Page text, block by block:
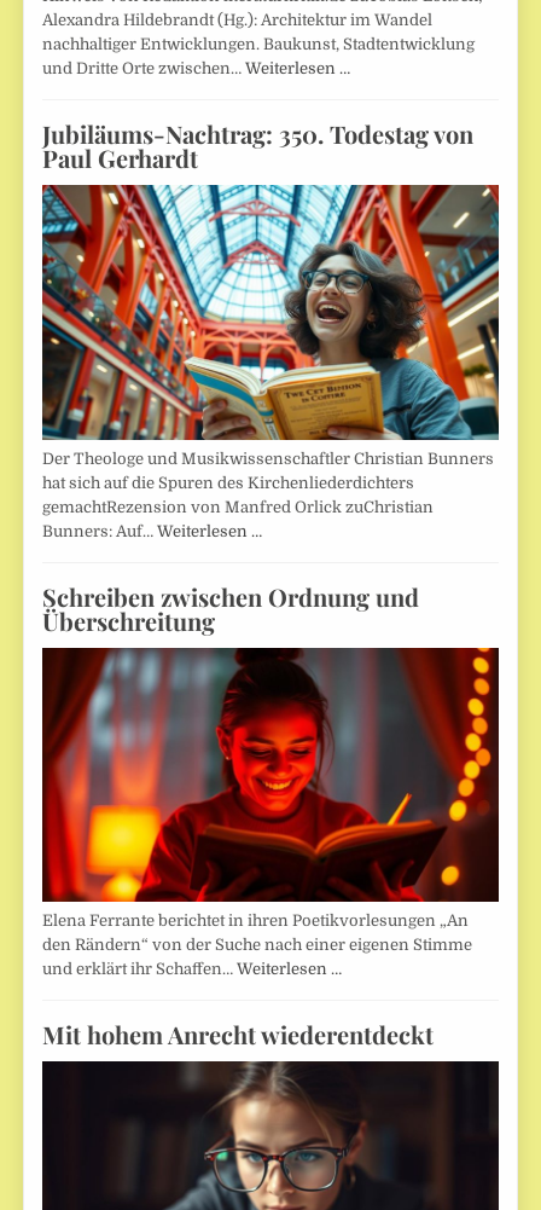
Alexandra Hildebrandt (Hg.): Architektur im Wandel
nachhaltiger Entwicklungen. Baukunst, Stadtentwicklung
und Dritte Orte zwischen…Weiterlesen …
Jubiläums-Nachtrag: 350. Todestag von
Paul Gerhardt
Der Theologe und Musikwissenschaftler Christian Bunners
hat sich auf die Spuren des Kirchenliederdichters
gemachtRezension von Manfred Orlick zuChristian
Bunners: Auf…Weiterlesen …
Schreiben zwischen Ordnung und
Überschreitung
Elena Ferrante berichtet in ihren Poetikvorlesungen „An
den Rändern“ von der Suche nach einer eigenen Stimme
und erklärt ihr Schaffen…Weiterlesen …
Mit hohem Anrecht wiederentdeckt